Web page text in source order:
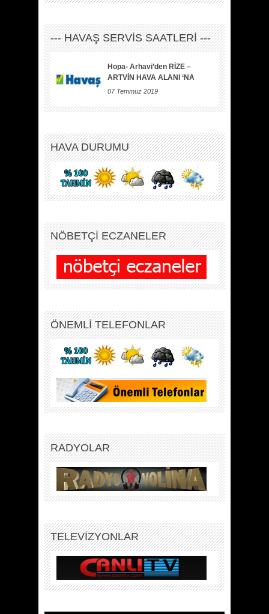
--- HAVAŞ SERVİS SAATLERİ ---
Hopa- Arhavi’den RİZE –
ARTVİN HAVA ALANI ‘NA
07 Temmuz 2019
HAVA DURUMU
NÖBETÇİ ECZANELER
ÖNEMLİ TELEFONLAR
RADYOLAR
TELEVİZYONLAR